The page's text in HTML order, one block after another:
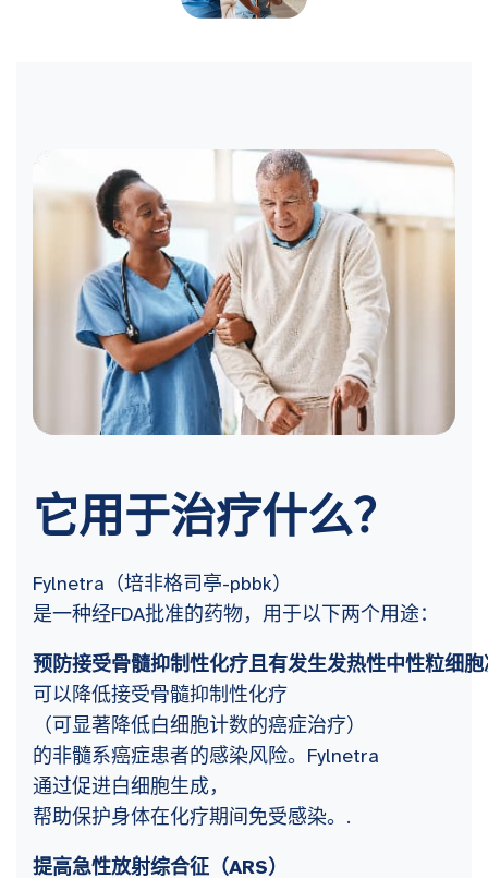
它用于治疗什么？
Fylnetra（培非格司亭-pbbk）
是一种经FDA批准的药物，用于以下两个用途：
预防接受骨髓抑制性化疗且有发生发热性中性粒细
可以降低接受骨髓抑制性化疗
（可显著降低白细胞计数的癌症治疗）
的非髓系癌症患者的感染风险。Fylnetra
通过促进白细胞生成，
帮助保护身体在化疗期间免受感染。.
提高急性放射综合征（ARS）